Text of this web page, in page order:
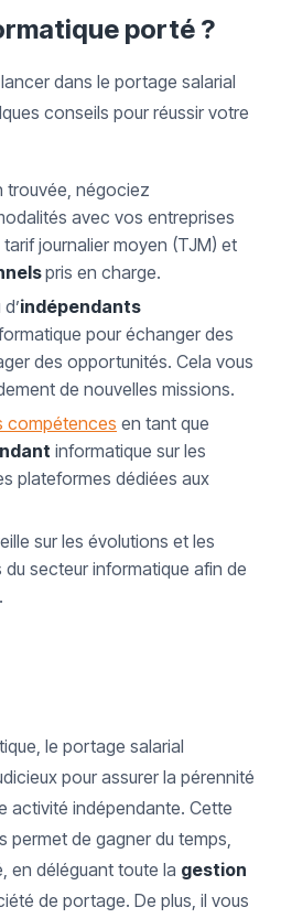
porté ?
dans le portage salarial
conseils pour réussir votre
trouvée, négociez
avec vos entreprises
journalier moyen (TJM) et
pris en charge.
indépendants
pour échanger des
des opportunités. Cela vous
de nouvelles missions.
compétences en tant que
informatique sur les
plateformes dédiées aux
sur les évolutions et les
secteur informatique afin de
le portage salarial
pour assurer la pérennité
activité indépendante. Cette
permet de gagner du temps,
en déléguant toute la gestion
de portage. De plus, il vous